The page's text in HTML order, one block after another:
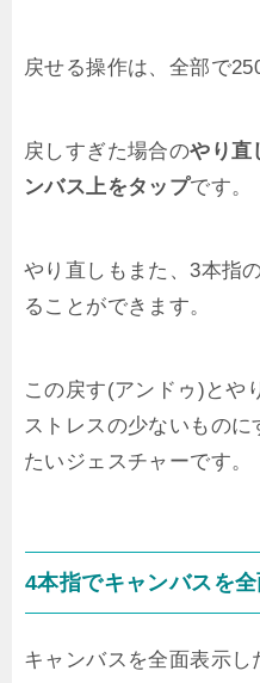
戻せる操作は、全部で
戻しすぎた場合のやり直
ンバス上をタップです。
やり直しもまた、3本指
ることができます。
この戻す(アンドゥ)とや
ストレスの少ないものに
たいジェスチャーです。
4本指でキャンバスを
キャンバスを全面表示し